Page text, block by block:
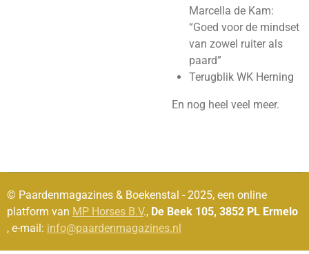
Marcella de Kam:
“Goed voor de mindset
van zowel ruiter als
paard”
Terugblik WK Herning
En nog heel veel meer.
© Paardenmagazines & Boekenstal - 2025, een online
platform van MP Horses B.V., De Beek 105, 3852 PL Ermelo
, e-mail: info@paardenmagazines.nl